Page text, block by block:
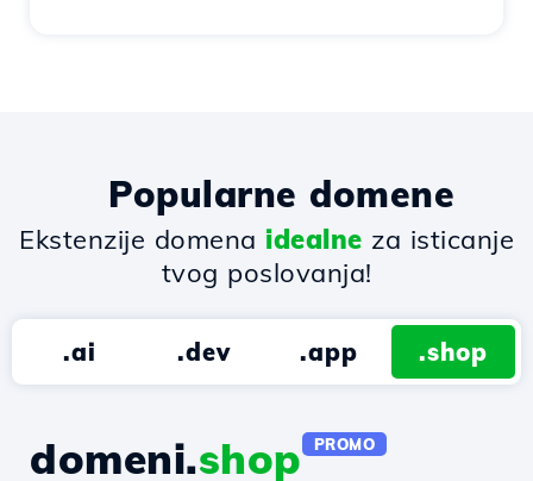
Popularne domene
Ekstenzije domena idealne za isticanje
tvog poslovanja!
.ai .dev .app .shop
domeni.shop PROMO